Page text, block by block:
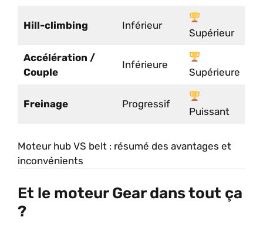
Hill-climbing Inférieur
Supérieur
Accélération /
Couple
Inférieure
Supérieure
Freinage Progressif
Puissant
Moteur hub VS belt : résumé des avantages et
inconvénients
Et le moteur Gear dans tout ça
?